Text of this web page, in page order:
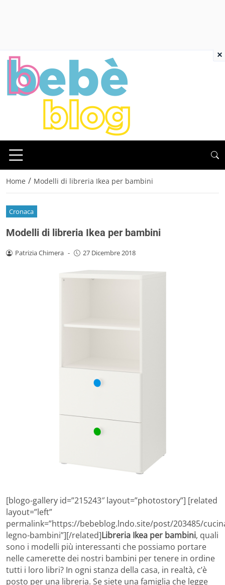
Home / Modelli di libreria Ikea per bambini
Cronaca
Modelli di libreria Ikea per bambini
Patrizia Chimera - 27 Dicembre 2018
[blogo-gallery id=”215243″ layout=”photostory”] [related
layout=”left”
permalink=”https://bebeblog.lndo.site/post/203485/
legno-bambini”][/related]Libreria Ikea per bambini, quali
sono i modelli più interessanti che possiamo portare
nelle camerette dei nostri bambini per tenere in ordine
tutti i loro libri? In ogni stanza della casa, in realtà, c’è
posto per una libreria. Se siete una famiglia che legge
×